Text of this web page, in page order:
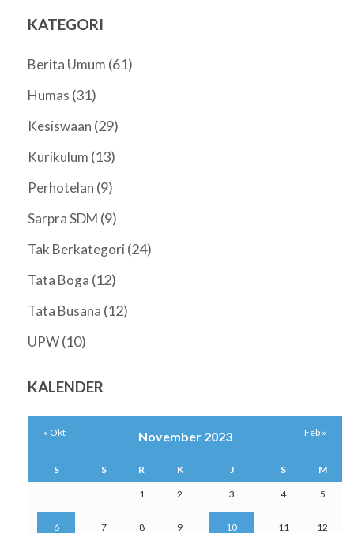
KATEGORI
Berita Umum (61)
Humas (31)
Kesiswaan (29)
Kurikulum (13)
Perhotelan (9)
Sarpra SDM (9)
Tak Berkategori (24)
Tata Boga (12)
Tata Busana (12)
UPW(10)
KALENDER
November 2023
S S R K J S M
1 2 3 4 5
6 7 8 9 10 11 12
« Okt Feb »